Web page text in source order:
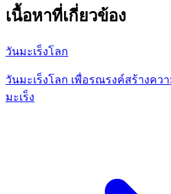
เนื้อหาที่เกี่ยวข้อง
วันมะเร็งโลก
วันมะเร็งโลก เพื่อรณรงค์สร้างคว
มะเร็ง